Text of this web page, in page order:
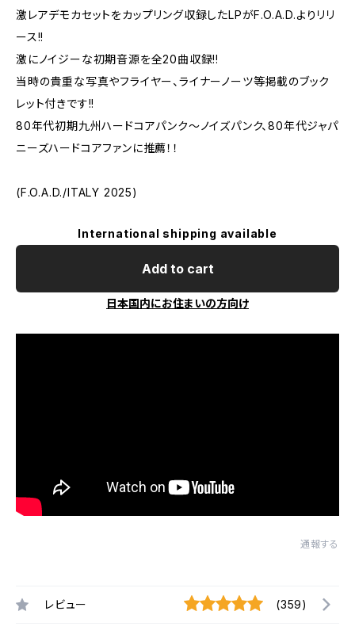
激レアデモカセットをカップリング収録したLPがF.O.A.D.よりリリ
ース!!
激にノイジーな初期音源を全20曲収録!!
当時の貴重な写真やフライヤー、ライナーノーツ等掲載のブック
レット付きです!!
80年代初期九州ハードコアパンク～ノイズパンク、80年代ジャパ
ニーズハードコアファンに推薦！！
(F.O.A.D./ITALY 2025)
International shipping available
Add to cart
日本国内にお住まいの方向け
通報する
レビュー (359)